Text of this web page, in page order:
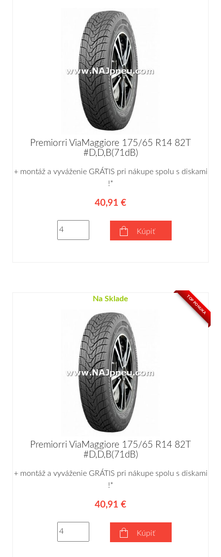
Premiorri ViaMaggiore 175/65 R14 82T
#D,D,B(71dB)
+ montáž a vyváženie GRÁTIS pri nákupe spolu s diskami
!*
40,91 €
Kúpiť
Na Sklade TOP PONUKA
Premiorri ViaMaggiore 175/65 R14 82T
#D,D,B(71dB)
+ montáž a vyváženie GRÁTIS pri nákupe spolu s diskami
!*
40,91 €
Kúpiť